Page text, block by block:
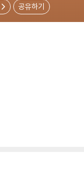
공유하기